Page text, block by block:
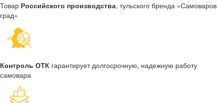
Товар Российского производства, тульского бренда «Самоваров
град»
Контроль ОТК гарантирует долгосрочную, надежную работу
самовара